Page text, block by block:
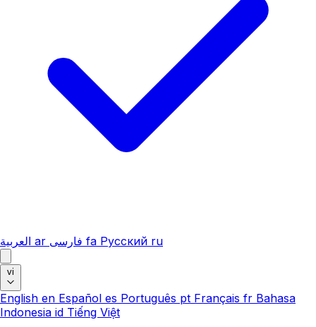
العربية ar فارسی fa Русский ru
vi
English en Español es Português pt Français fr Bahasa
Indonesia id Tiếng Việt